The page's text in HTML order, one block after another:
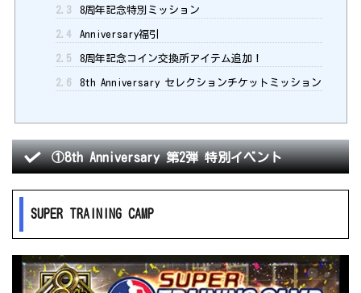
2.3 8周年記念特別ミッション
2.4 Anniversary福引
2.5 8周年記念コイン交換所アイテム追加！
2.6 8th Anniversary セレクションチケットミッション
①8th Anniversary 第2弾 特別イベント
SUPER TRAINING CAMP